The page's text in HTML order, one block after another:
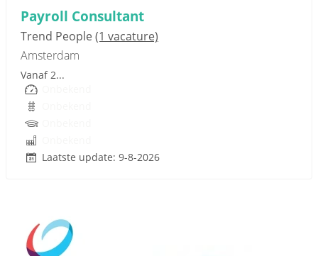
Payroll Consultant
Trend People(1 vacature)
Amsterdam
Vanaf 2...
Laatste update: 9-8-2026